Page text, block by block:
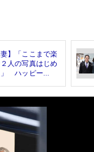
妻】「ここまで楽
人の写真はじめ
ハッピー...